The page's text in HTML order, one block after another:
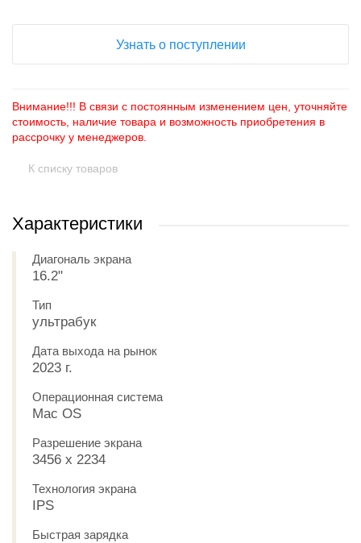
Узнать о поступлении
Внимание!!! В связи с постоянным изменением цен, уточняйте
стоимость, наличие товара и возможность приобретения в
рассрочку у менеджеров.
К списку товаров
Характеристики
Диагональ экрана
16.2"
Тип
ультрабук
Дата выхода на рынок
2023 г.
Операционная система
Mac OS
Разрешение экрана
3456 x 2234
Технология экрана
IPS
Быстрая зарядка